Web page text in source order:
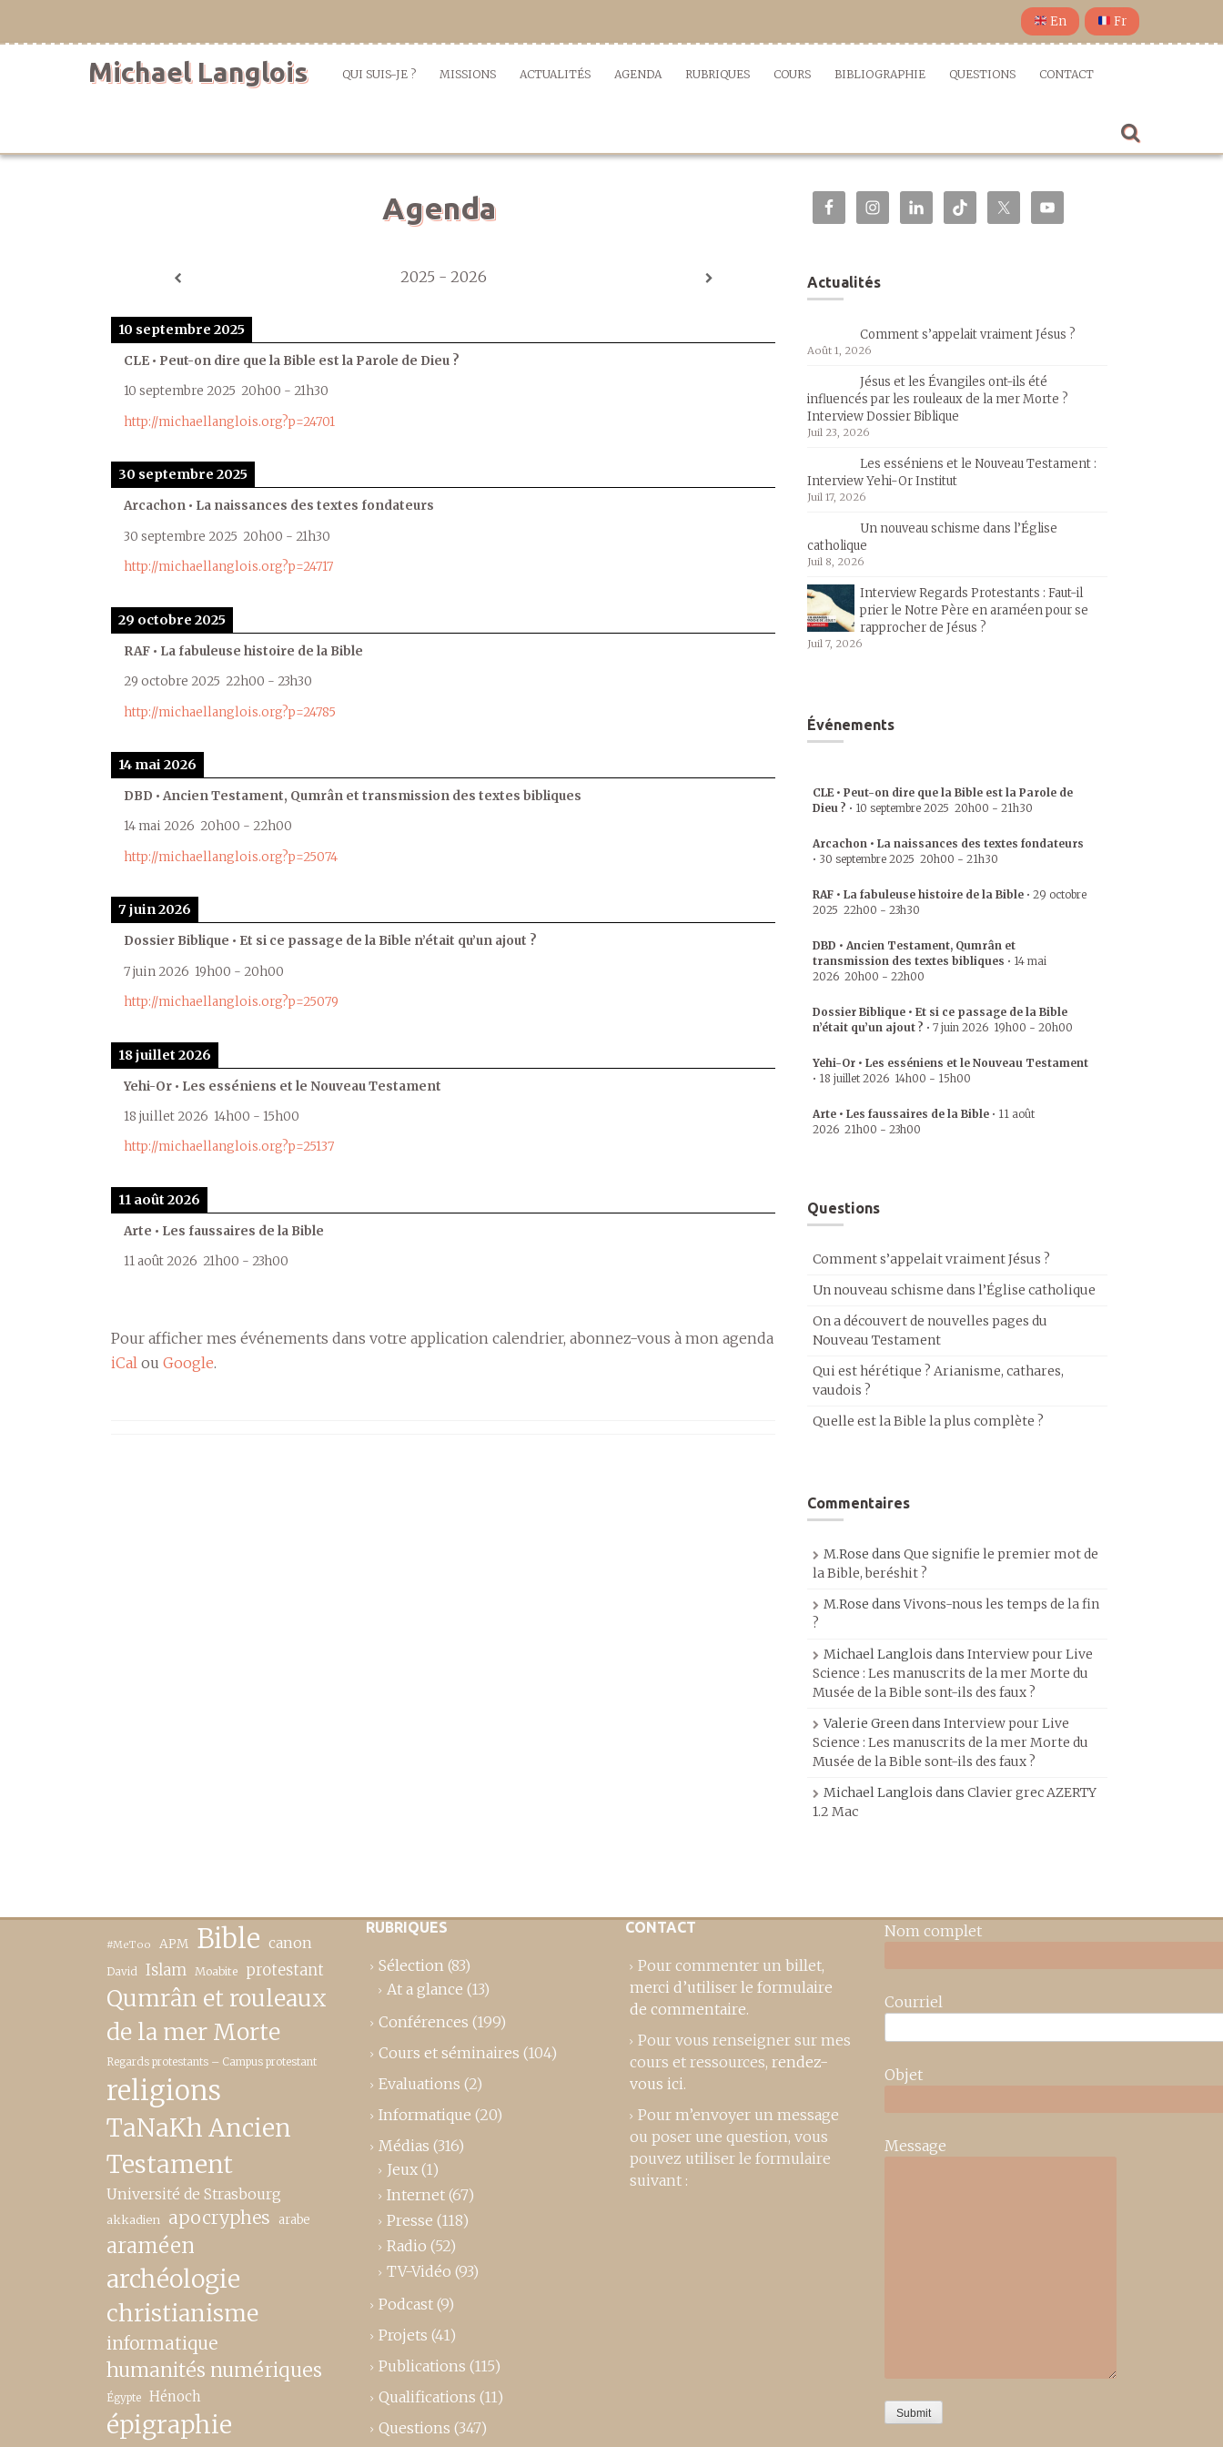
En Fr
Michael Langlois QUI SUIS-JE ? MISSIONS ACTUALITÉS AGENDA RUBRIQUES COURS BIBLIOGRAPHIE QUESTIONS CONTACT
Agenda
2025 - 2026
10 septembre 2025
CLE • Peut-on dire que la Bible est la Parole de Dieu ?
10 septembre 2025 20h00 - 21h30
http://michaellanglois.org?p=24701
30 septembre 2025
Arcachon • La naissances des textes fondateurs
30 septembre 2025 20h00 - 21h30
http://michaellanglois.org?p=24717
29 octobre 2025
RAF • La fabuleuse histoire de la Bible
29 octobre 2025 22h00 - 23h30
http://michaellanglois.org?p=24785
14 mai 2026
DBD • Ancien Testament, Qumrân et transmission des textes bibliques
14 mai 2026 20h00 - 22h00
http://michaellanglois.org?p=25074
7 juin 2026
Dossier Biblique • Et si ce passage de la Bible n’était qu’un ajout ?
7 juin 2026 19h00 - 20h00
http://michaellanglois.org?p=25079
18 juillet 2026
Yehi-Or • Les esséniens et le Nouveau Testament
18 juillet 2026 14h00 - 15h00
http://michaellanglois.org?p=25137
11 août 2026
Arte • Les faussaires de la Bible
11 août 2026 21h00 - 23h00
Pour afficher mes événements dans votre application calendrier, abonnez-vous à mon agenda
iCal ou Google.
Actualités
Comment s’appelait vraiment Jésus ?
Août 1, 2026
Jésus et les Évangiles ont-ils été
influencés par les rouleaux de la mer Morte ?
Interview Dossier Biblique
Juil 23, 2026
Les esséniens et le Nouveau Testament :
Interview Yehi-Or Institut
Juil 17, 2026
Un nouveau schisme dans l’Église
catholique
Juil 8, 2026
Interview Regards Protestants : Faut-il
prier le Notre Père en araméen pour se
rapprocher de Jésus ?
Juil 7, 2026
Événements
CLE • Peut-on dire que la Bible est la Parole de
Dieu ? • 10 septembre 2025 20h00 - 21h30
Arcachon • La naissances des textes fondateurs
• 30 septembre 2025 20h00 - 21h30
RAF • La fabuleuse histoire de la Bible • 29 octobre
2025 22h00 - 23h30
DBD • Ancien Testament, Qumrân et
transmission des textes bibliques • 14 mai
2026 20h00 - 22h00
Dossier Biblique • Et si ce passage de la Bible
n’était qu’un ajout ? • 7 juin 2026 19h00 - 20h00
Yehi-Or • Les esséniens et le Nouveau Testament
• 18 juillet 2026 14h00 - 15h00
Arte • Les faussaires de la Bible • 11 août
2026 21h00 - 23h00
Questions
Comment s’appelait vraiment Jésus ?
Un nouveau schisme dans l’Église catholique
On a découvert de nouvelles pages du
Nouveau Testament
Qui est hérétique ? Arianisme, cathares,
vaudois ?
Quelle est la Bible la plus complète ?
Commentaires
M.Rose dans Que signifie le premier mot de
la Bible, beréshit ?
M.Rose dansVivons-nous les temps de la fin
?
Michael Langlois dans Interview pour Live
Science : Les manuscrits de la mer Morte du
Musée de la Bible sont-ils des faux ?
Valerie Greendans Interview pour Live
Science : Les manuscrits de la mer Morte du
Musée de la Bible sont-ils des faux ?
Michael Langlois dans Clavier grec AZERTY
1.2 Mac
#MeToo APM Bible canon
David Islam Moabite protestant
Qumrân et rouleaux
de la mer Morte
Regards protestants – Campus protestant
religions
TaNaKh Ancien
Testament
Université de Strasbourg
akkadien apocryphes arabe
araméen
archéologie
christianisme
informatique
humanités numériques
Égypte Hénoch
épigraphie
RUBRIQUES
Sélection (83)
At a glance (13)
Conférences (199)
Cours et séminaires (104)
Evaluations (2)
Informatique (20)
Médias (316)
Jeux (1)
Internet (67)
Presse (118)
Radio (52)
TV-Vidéo (93)
Podcast (9)
Projets (41)
Publications (115)
Qualifications (11)
Questions (347)
CONTACT
Pour commenter un billet,
merci d’utiliser le formulaire
de commentaire.
Pour vous renseigner sur mes
cours et ressources, rendez-
vous ici.
Pour m’envoyer un message
ou poser une question, vous
pouvez utiliser le formulaire
suivant :
Nom complet
Courriel
Objet
Message